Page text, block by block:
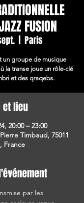
FUSION
Paris
un groupe de musique
la transe joue un rôle-clé
et des qraqebs.
et lieu
20:00 – 23:00
Timbaud, 75011
France
par les